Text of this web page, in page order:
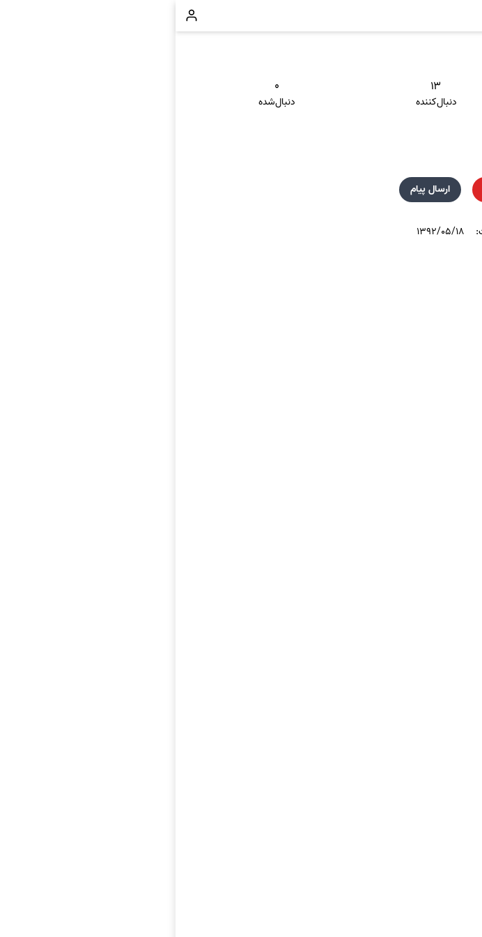
۱۳
دنبال‌کننده
۰
دنبال‌شده
ارسال پیام
۱۳۹۲/۰۵/۱۸